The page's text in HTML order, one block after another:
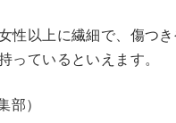
性以上に繊細で、傷つ
っているといえます。
部）